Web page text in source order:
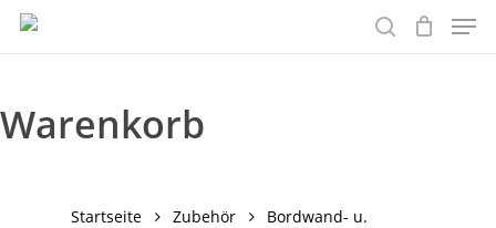
Skip
Warenkorb
Startseite Zubehör
Bordwand- u.